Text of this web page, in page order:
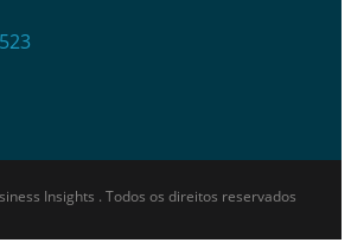
Insights . Todos os direitos reservados